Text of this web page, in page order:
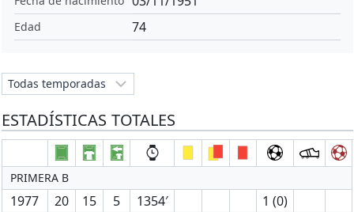
Edad 74
ESTADÍSTICAS TOTALES
PRIMERA B
1977 20 15 5 1354′
1 (0)